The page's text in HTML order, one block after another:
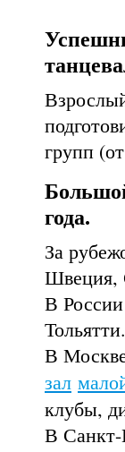
групп
года.
За
Швеция,
В России
Тольятти.
В
зал
клубы,
В Санкт-